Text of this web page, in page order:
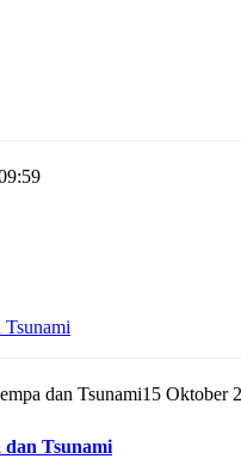
15 Oktober
Tsunami